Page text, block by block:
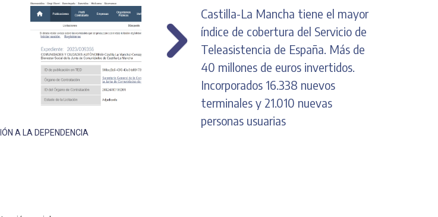
A LA DEPENDENCIA
Castilla-La Mancha tiene el mayor
índice de cobertura del Servicio de
Teleasistencia de España. Más de
40 millones de euros invertidos.
Incorporados 16.338 nuevos
terminales y 21.010 nuevas
personas usuarias